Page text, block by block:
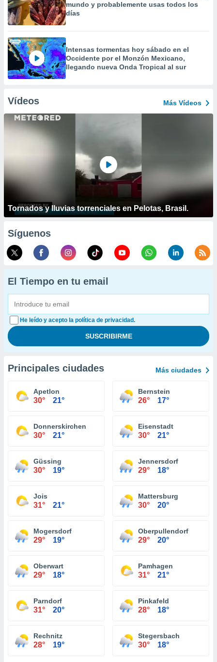
mundo y probablemente usas todos los
días
Intensas tormentas hoy sábado en el
Occidente por el Monzón Mexicano,
llegando nueva Onda Tropical al sur
Vídeos Más Vídeos
Tornados y lluvias torrenciales en Pelotas, Brasil.
Síguenos
El Tiempo en tu email
He leído y acepto la política de privacidad.
Principales ciudades Más ciudades
Apetlon
30° 21°
Bernstein
26° 17°
Donnerskirchen
30° 21°
Eisenstadt
30° 21°
Güssing
30° 19°
Jennersdorf
29° 18°
Jois
31° 21°
Mattersburg
30° 20°
Mogersdorf
29° 19°
Oberpullendorf
29° 20°
Oberwart
29° 18°
Pamhagen
31° 21°
Parndorf
31° 20°
Pinkafeld
28° 18°
Rechnitz
28° 19°
Stegersbach
30° 18°